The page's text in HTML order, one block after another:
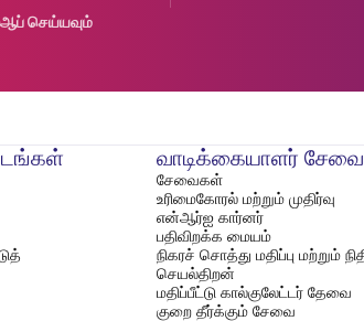
செய்யவும்
வாடிக்கையாளர்
சேவைகள்
உரிமைகோரல் மற்றும் முதிர்வு
என்ஆர்ஐ கார்னர்
பதிவிறக்க மையம்
நிகரச் சொத்து மதிப்பு மற்றும்
செயல்திறன்
மதிப்பீட்டு கால்குலேட்டர் தேவை
குறை தீர்க்கும் சேவை